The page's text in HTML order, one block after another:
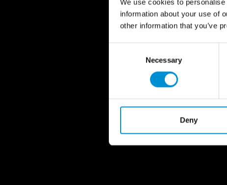
We use cookies to
information about your use of
other information that you’ve
Necessary
Deny